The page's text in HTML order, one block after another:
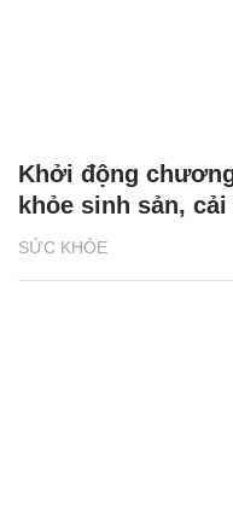
SỨC KHỎE
Khởi động
khỏe sinh sản,